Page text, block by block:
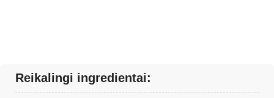
Reikalingi ingredientai: